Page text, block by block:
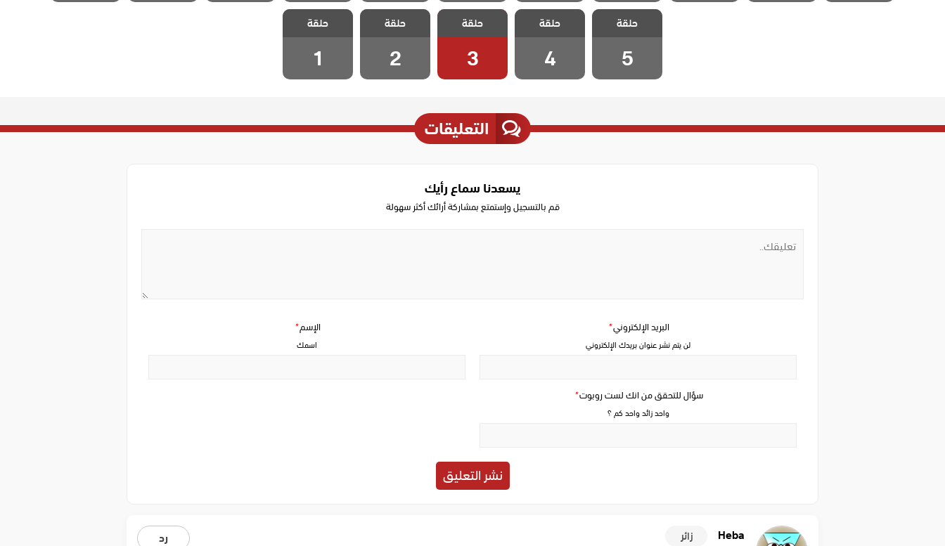
مسلسل شقة
الابرياء الحلقة 5
حلقة
5
مسلسل شقة
الابرياء الحلقة 4
حلقة
4
مسلسل شقة
الابرياء الحلقة 3
حلقة
3
مسلسل شقة
الابرياء الحلقة 2
حلقة
2
مسلسل شقة
الابرياء الحلقة 1
حلقة
1
التعليقات
يسعدنا سماع رأيك
قم بالتسجيل وإستمتع بمشاركة أرائك أكثر سهولة
سؤال للتحقق من انك لست روبوت*
واحد زائد واحد كم ؟
الإسم*
اسمك
البريد الإلكتروني*
لن يتم نشر عنوان بريدك الإلكتروني
Heba زائر رد